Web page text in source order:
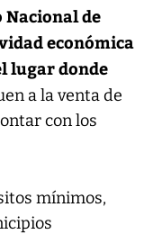
de
económica
lugar donde
a la venta de
con los
mínimos,